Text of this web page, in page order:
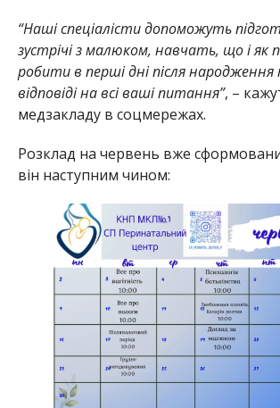
“Наші спеціалісти допоможуть
зустрічі з малюком, навчать, що і як
робити в перші дні після
відповіді на всі ваші питання”, –
медзакладу в соцмережах.
Розклад на червень вже
він наступним чином: